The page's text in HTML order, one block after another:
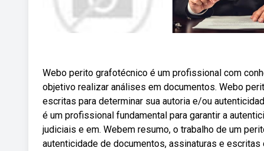
Webo perito grafotécnico é um profissional com
objetivo realizar análises em documentos. Webo
escritas para determinar sua autoria e/ou
é um profissional fundamental para garantir a
judiciais e em. Webem resumo, o trabalho de um
autenticidade de documentos, assinaturas e